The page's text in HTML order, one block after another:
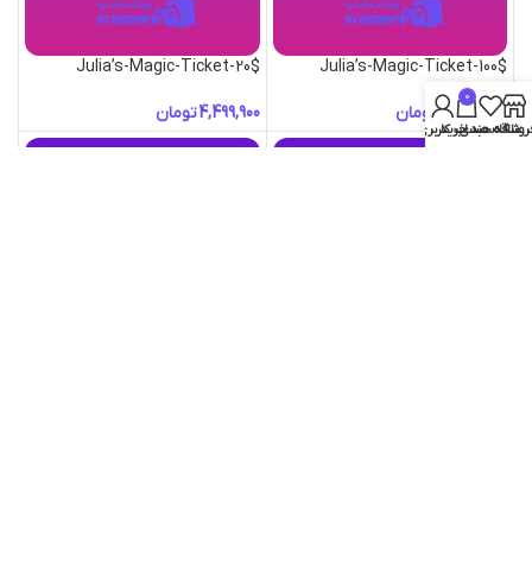
Julia’s-Magic-Ticket-100$
تومان
Julia’s-Magic-Ticket-20$
تومان
علاقه مندی
0
سبد خرید
حساب کاربری من